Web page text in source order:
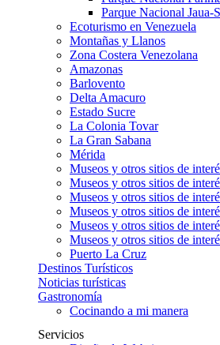
Parque Nacional Jaua-
Ecoturismo en Venezuela
Montañas y Llanos
Zona Costera Venezolana
Amazonas
Barlovento
Delta Amacuro
Estado Sucre
La Colonia Tovar
La Gran Sabana
Mérida
Museos y otros sitios de
Museos y otros sitios de
Museos y otros sitios de
Museos y otros sitios de
Museos y otros sitios de
Museos y otros sitios de
Puerto La Cruz
Destinos Turísticos
Noticias turísticas
Gastronomía
Cocinando a mi manera
Servicios